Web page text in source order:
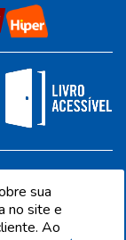
001sua
no site e
Ao